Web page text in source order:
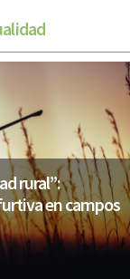
rural”:
en campos